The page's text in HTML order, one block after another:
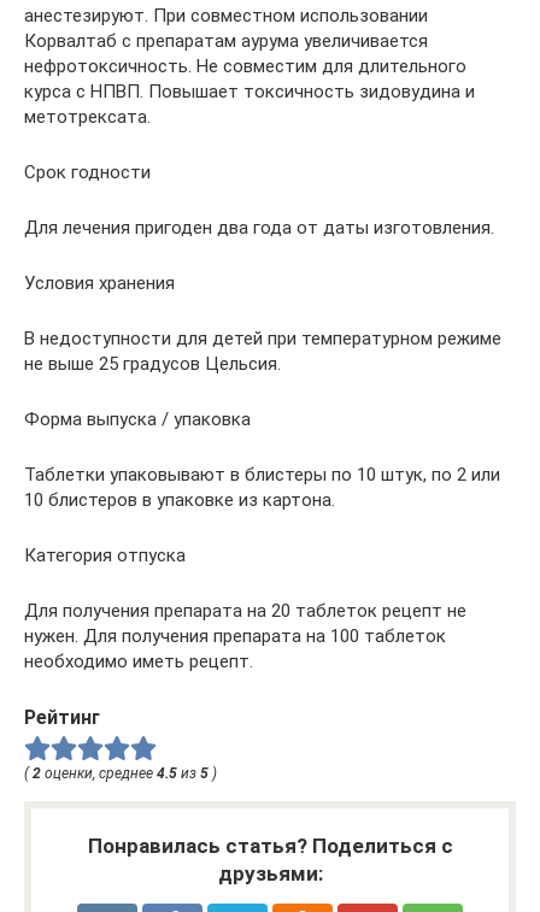
анестезируют. При совместном использовании
Корвалтаб с препаратам аурума увеличивается
нефротоксичность. Не совместим для длительного
курса с НПВП. Повышает токсичность зидовудина и
метотрексата.
Срок годности
Для лечения пригоден два года от даты изготовления.
Условия хранения
В недоступности для детей при температурном режиме
не выше 25 градусов Цельсия.
Форма выпуска / упаковка
Таблетки упаковывают в блистеры по 10 штук, по 2 или
10 блистеров в упаковке из картона.
Категория отпуска
Для получения препарата на 20 таблеток рецепт не
нужен. Для получения препарата на 100 таблеток
необходимо иметь рецепт.
Рейтинг
( 2 оценки, среднее 4.5 из 5 )
Понравилась статья? Поделиться с
друзьями: